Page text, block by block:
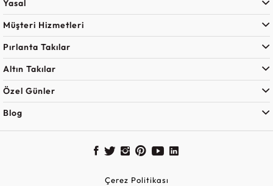
Yasal
Müşteri Hizmetleri
Pırlanta Takılar
Altın Takılar
Özel Günler
Blog
Çerez Politikası